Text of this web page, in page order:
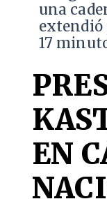
una
17
EN